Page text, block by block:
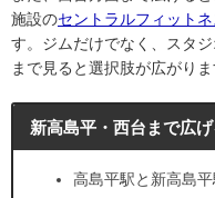
施設のセントラルフィット
す。ジムだけでなく、スタ
まで見ると選択肢が広がりま
新高島平・西台まで広
高島平駅と新高島